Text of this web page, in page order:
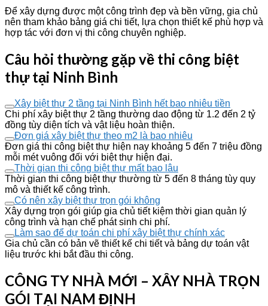
Để xây dựng được một công trình đẹp và bền vững, gia chủ
nên tham khảo bảng giá chi tiết, lựa chọn thiết kế phù hợp và
hợp tác với đơn vị thi công chuyên nghiệp.
Câu hỏi thường gặp về thi công biệt
thự tại Ninh Bình
Xây biệt thự 2 tầng tại Ninh Bình hết bao nhiêu tiền
Chi phí xây biệt thự 2 tầng thường dao động từ 1.2 đến 2 tỷ
đồng tùy diện tích và vật liệu hoàn thiện.
Đơn giá xây biệt thự theo m2 là bao nhiêu
Đơn giá thi công biệt thự hiện nay khoảng 5 đến 7 triệu đồng
mỗi mét vuông đối với biệt thự hiện đại.
Thời gian thi công biệt thự mất bao lâu
Thời gian thi công biệt thự thường từ 5 đến 8 tháng tùy quy
mô và thiết kế công trình.
Có nên xây biệt thự trọn gói không
Xây dựng trọn gói giúp gia chủ tiết kiệm thời gian quản lý
công trình và hạn chế phát sinh chi phí.
Làm sao để dự toán chi phí xây biệt thự chính xác
Gia chủ cần có bản vẽ thiết kế chi tiết và bảng dự toán vật
liệu trước khi bắt đầu thi công.
CÔNG TY NHÀ MỚI – XÂY NHÀ TRỌN
GÓI TẠI NAM ĐỊNH